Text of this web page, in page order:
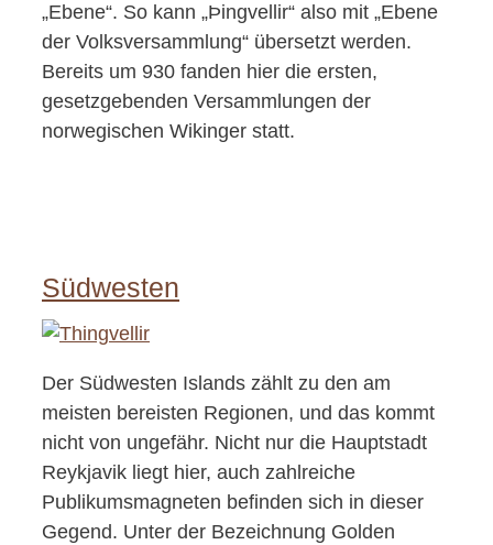
„Ebene“. So kann „Þingvellir“ also mit „Ebene
der Volksversammlung“ übersetzt werden.
Bereits um 930 fanden hier die ersten,
gesetzgebenden Versammlungen der
norwegischen Wikinger statt.
Südwesten
Der Südwesten Islands zählt zu den am
meisten bereisten Regionen, und das kommt
nicht von ungefähr. Nicht nur die Hauptstadt
Reykjavik liegt hier, auch zahlreiche
Publikumsmagneten befinden sich in dieser
Gegend. Unter der Bezeichnung Golden